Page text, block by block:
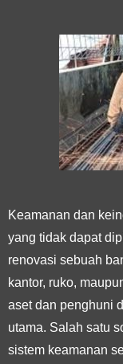
Keamanan dan
yang tidak dapat
renovasi sebuah
kantor, ruko,
aset dan penghuni
utama. Salah satu
sistem keamanan